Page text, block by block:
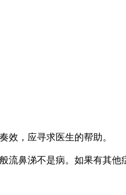
效，应寻求医生的帮助。
鼻涕不是病。如果有其他